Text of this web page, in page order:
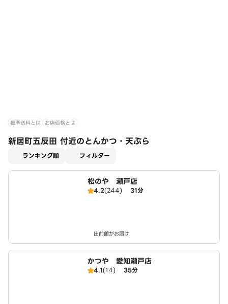
標準送料とは お店価格とは
新居町五反田 付近のとんかつ・天ぷら
ランキング順 フィルター
松のや 瀬戸店
4.2(244) 31分
出前館がお届け
かつや 愛知瀬戸店
4.1(14) 35分